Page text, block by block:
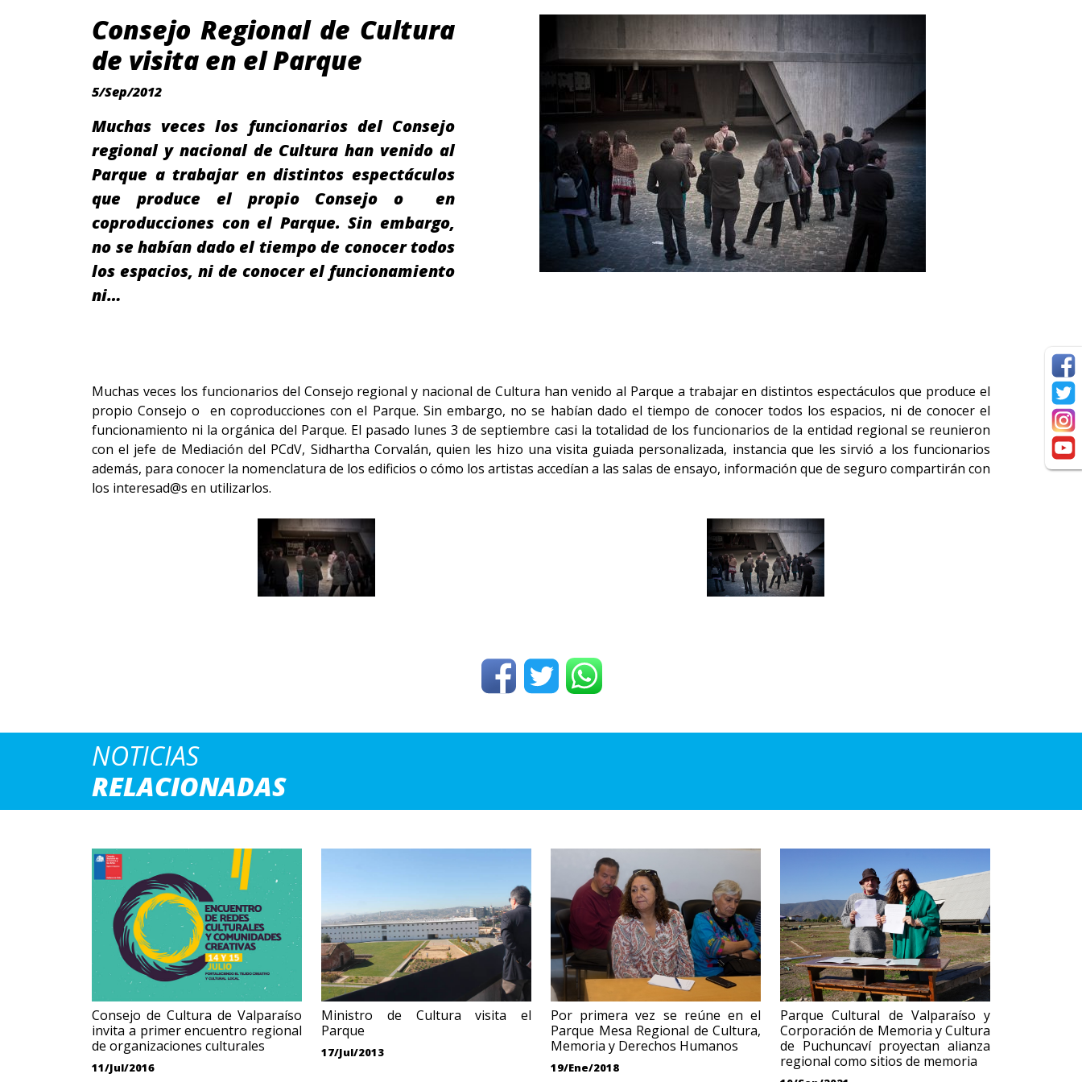
Consejo Regional de Cultura
de visita en el Parque
5/Sep/2012
Muchas veces los funcionarios del Consejo
regional y nacional de Cultura han venido al
Parque a trabajar en distintos espectáculos
que produce el propio Consejo o en
coproducciones con el Parque. Sin embargo,
no se habían dado el tiempo de conocer todos
los espacios, ni de conocer el funcionamiento
ni…
Muchas veces los funcionarios del Consejo regional y nacional de Cultura han venido al Parque a trabajar en distintos espectáculos que produce el
propio Consejo o en coproducciones con el Parque. Sin embargo, no se habían dado el tiempo de conocer todos los espacios, ni de conocer el
funcionamiento ni la orgánica del Parque. El pasado lunes 3 de septiembre casi la totalidad de los funcionarios de la entidad regional se reunieron
con el jefe de Mediación del PCdV, Sidhartha Corvalán, quien les hizo una visita guiada personalizada, instancia que les sirvió a los funcionarios
además, para conocer la nomenclatura de los edificios o cómo los artistas accedían a las salas de ensayo, información que de seguro compartirán con
los interesad@s en utilizarlos.
NOTICIAS
RELACIONADAS
Consejo de Cultura de Valparaíso
invita a primer encuentro regional
de organizaciones culturales
11/Jul/2016
Ministro de Cultura visita el
Parque
17/Jul/2013
Por primera vez se reúne en el
Parque Mesa Regional de Cultura,
Memoria y Derechos Humanos
19/Ene/2018
Parque Cultural de Valparaíso y
Corporación de Memoria y Cultura
de Puchuncaví proyectan alianza
regional como sitios de memoria